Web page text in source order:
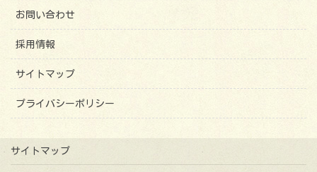
お問い合わせ
採用情報
サイトマップ
プライバシーポリシー
サイトマップ